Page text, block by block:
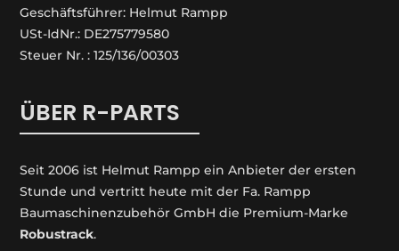
Geschäftsführer: Helmut Rampp
USt-IdNr.: DE275779580
Steuer Nr. : 125/136/00303
ÜBER R-PARTS
Seit 2006 ist Helmut Rampp ein An­bieter der ersten
Stunde und vertritt heute mit der Fa. Rampp
Baumaschinenzubehör GmbH die Premium-Marke
Robustrack.